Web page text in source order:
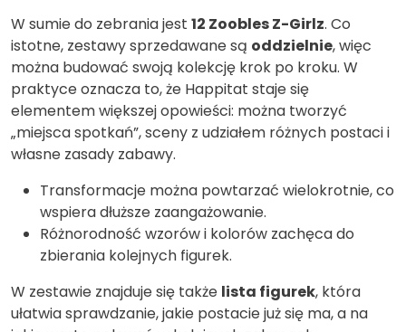
W sumie do zebrania jest 12 Zoobles Z-Girlz. Co
istotne, zestawy sprzedawane są oddzielnie, więc
można budować swoją kolekcję krok po kroku. W
praktyce oznacza to, że Happitat staje się
elementem większej opowieści: można tworzyć
„miejsca spotkań”, sceny z udziałem różnych postaci i
własne zasady zabawy.
Transformacje można powtarzać wielokrotnie, co
wspiera dłuższe zaangażowanie.
Różnorodność wzorów i kolorów zachęca do
zbierania kolejnych figurek.
W zestawie znajduje się także lista figurek, która
ułatwia sprawdzanie, jakie postacie już się ma, a na